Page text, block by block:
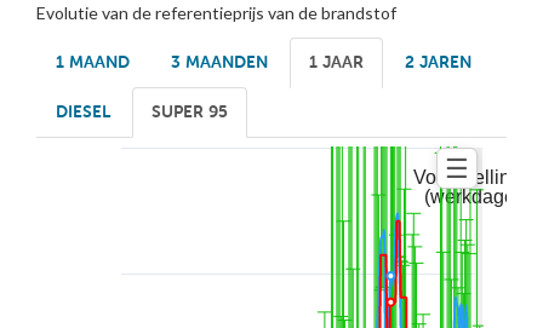
Evolutie van de referentieprijs van de brandstof
1 MAAND 3 MAANDEN 1 JAAR 2 JAREN
DIESEL SUPER 95
☰